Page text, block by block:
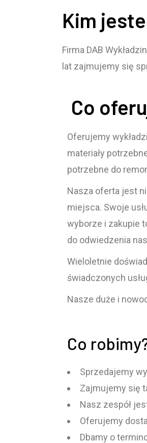
Kim
Firma DAB
lat zajmujemy się
Co
Oferujemy
materiały
potrzebne do
Nasza oferta jest
miejsca. Swoje
wyborze i zakupie
do odwiedzenia
Wieloletnie
świadczonych
Nasze duże i
Co
Sprzedajemy
Zajmujemy się
Nasz zespół
Oferujemy
Dbamy o